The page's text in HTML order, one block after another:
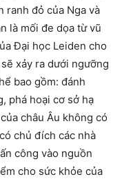
ranh đỏ của Nga và
là mối đe dọa từ vũ
Đại học Leiden cho
xảy ra dưới ngưỡng
bao gồm: đánh
phá hoại cơ sở hạ
châu Âu không có
chủ đích các nhà
công vào nguồn
cho sức khỏe của